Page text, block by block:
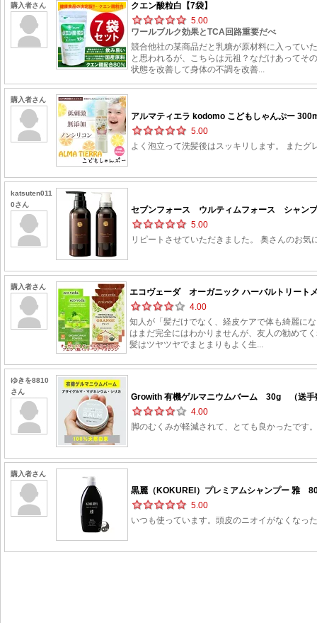
購入者さん
クエン酸粒白【7袋】
5.00
ワールブルク効果とTCA回路重要だべ
競合他社の某商品だと乳糖が原材料に入ってい
と思われるが、こちらは元祖？なだけあってそ
状態を改善して身体の不調を改善...
購入者さん
アルマティエラ kodomo こどもしゃんぷー
5.00
よく泡立って洗髪後はスッキリします。 また
katsuten011
0さん
セブンフォース ウルティムフォース シャ
5.00
リピートさせていただきました。 奥さんのお気
購入者さん
エコヴェーダ オーガニック ハーバルトリート
4.00
知人が「髪だけでなく、経皮ケアで体も綺麗に
はまだ完全にはわかりませんが、友人の勧めて
髪はツヤツヤでまとまりもよく生...
ゆきを8810
さん
Growith 有機ゲルマニウムバーム 30g （送
4.00
脚のむくみが軽減されて、とても良かったです
購入者さん
黒麗（KOKUREI）プレミアムシャンプー 雅
5.00
いつも使っています。頭皮のニオイがなくなっ